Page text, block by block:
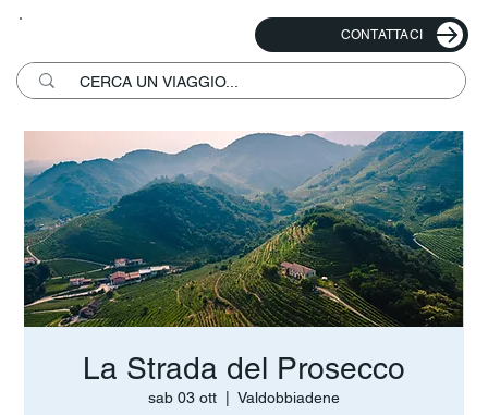
CONTATTACI
La Strada del Prosecco
sab 03 ott Valdobbiadene